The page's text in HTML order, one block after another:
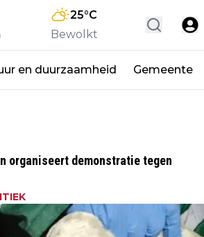
25°C
Bewolkt
en duurzaamheid Gemeente
organiseert demonstratie tegen